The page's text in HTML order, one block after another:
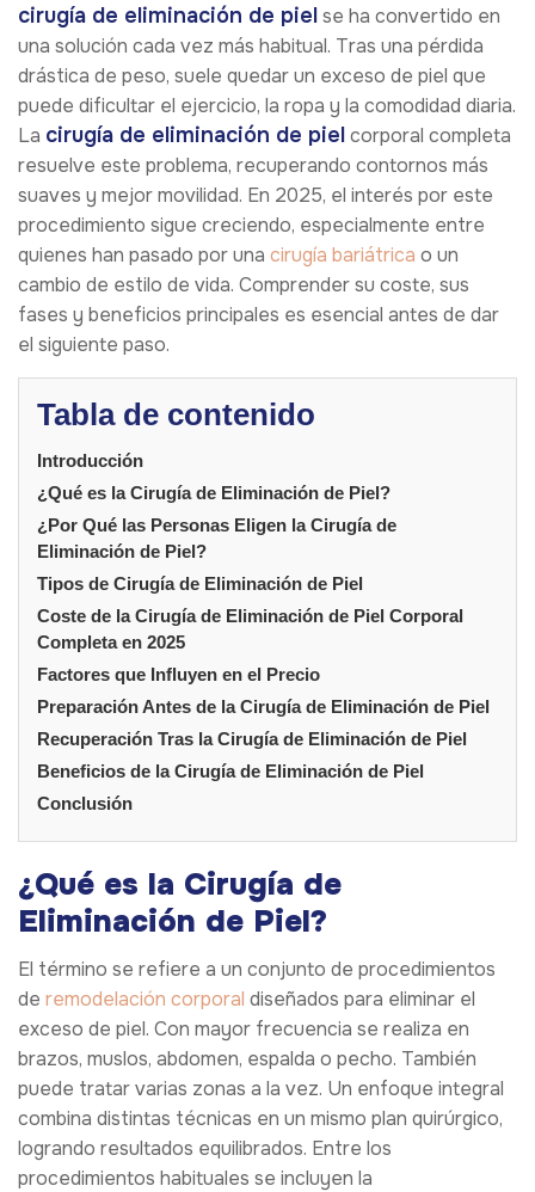
cirugía de eliminación de pielse ha convertido en
una solución cada vez más habitual. Tras una pérdida
drástica de peso, suele quedar un exceso de piel que
puede dificultar el ejercicio, la ropa y la comodidad diaria.
La cirugía de eliminación de pielcorporal completa
resuelve este problema, recuperando contornos más
suaves y mejor movilidad. En 2025, el interés por este
procedimiento sigue creciendo, especialmente entre
quienes han pasado por una cirugía bariátrica o un
cambio de estilo de vida. Comprender su coste, sus
fases y beneficios principales es esencial antes de dar
el siguiente paso.
Tabla de contenido
Introducción
¿Qué es la Cirugía de Eliminación de Piel?
¿Por Qué las Personas Eligen la Cirugía de
Eliminación de Piel?
Tipos de Cirugía de Eliminación de Piel
Coste de la Cirugía de Eliminación de Piel Corporal
Completa en 2025
Factores que Influyen en el Precio
Preparación Antes de la Cirugía de Eliminación de Piel
Recuperación Tras la Cirugía de Eliminación de Piel
Beneficios de la Cirugía de Eliminación de Piel
Conclusión
¿Qué es la Cirugía de
Eliminación de Piel?
El término se refiere a un conjunto de procedimientos
de remodelación corporal diseñados para eliminar el
exceso de piel. Con mayor frecuencia se realiza en
brazos, muslos, abdomen, espalda o pecho. También
puede tratar varias zonas a la vez. Un enfoque integral
combina distintas técnicas en un mismo plan quirúrgico,
logrando resultados equilibrados. Entre los
procedimientos habituales se incluyen la